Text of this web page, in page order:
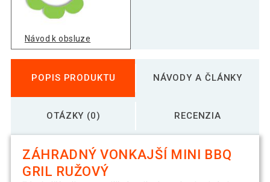
Návod k obsluze
POPIS PRODUKTU NÁVODY A ČLÁNKY
OTÁZKY (0) RECENZIA
ZÁHRADNÝ VONKAJŠÍ MINI BBQ
GRIL RUŽOVÝ